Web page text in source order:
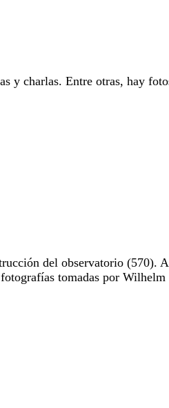
y charlas. Entre otras, hay
del observatorio (570).
tomadas por